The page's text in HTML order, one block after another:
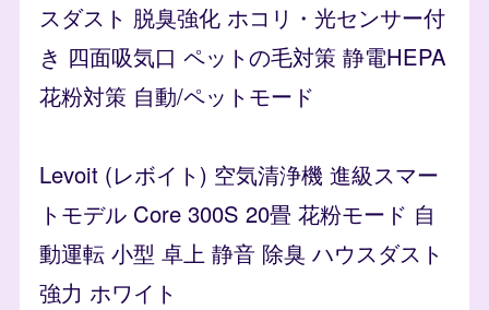
スダスト 脱臭強化 ホコリ・光センサー付
き 四面吸気口 ペットの毛対策 静電HEPA
花粉対策 自動/ペットモード
Levoit (レボイト) 空気清浄機 進級スマー
トモデル Core 300S 20畳 花粉モード 自
動運転 小型 卓上 静音 除臭 ハウスダスト
強力 ホワイト